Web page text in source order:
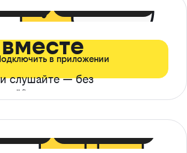
слушайте — без
в приложении